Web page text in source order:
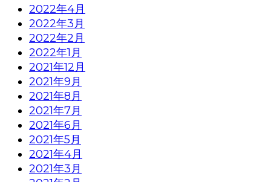
2022年4月
2022年3月
2022年2月
2022年1月
2021年12月
2021年9月
2021年8月
2021年7月
2021年6月
2021年5月
2021年4月
2021年3月